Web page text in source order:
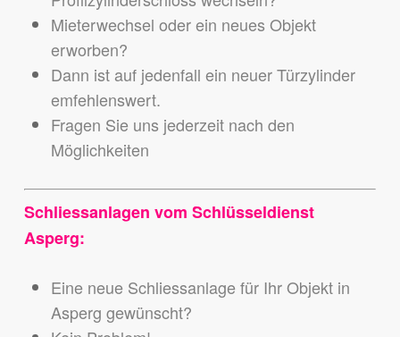
Mieterwechsel oder ein neues Objekt
erworben?
Dann ist auf jedenfall ein neuer Türzylinder
emfehlenswert.
Fragen Sie uns jederzeit nach den
Möglichkeiten
Schliessanlagen vom Schlüsseldienst
Asperg:
Eine neue Schliessanlage für Ihr Objekt in
Asperg gewünscht?